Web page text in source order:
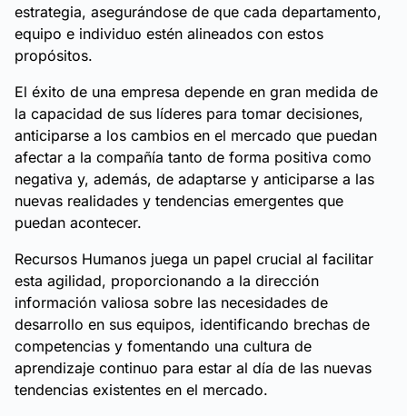
estrategia, asegurándose de que cada departamento,
equipo e individuo estén alineados con estos
propósitos.
El éxito de una empresa depende en gran medida de
la capacidad de sus líderes para tomar decisiones,
anticiparse a los cambios en el mercado que puedan
afectar a la compañía tanto de forma positiva como
negativa y, además, de adaptarse y anticiparse a las
nuevas realidades y tendencias emergentes que
puedan acontecer.
Recursos Humanos juega un papel crucial al facilitar
esta agilidad, proporcionando a la dirección
información valiosa sobre las necesidades de
desarrollo en sus equipos, identificando brechas de
competencias y fomentando una cultura de
aprendizaje continuo para estar al día de las nuevas
tendencias existentes en el mercado.